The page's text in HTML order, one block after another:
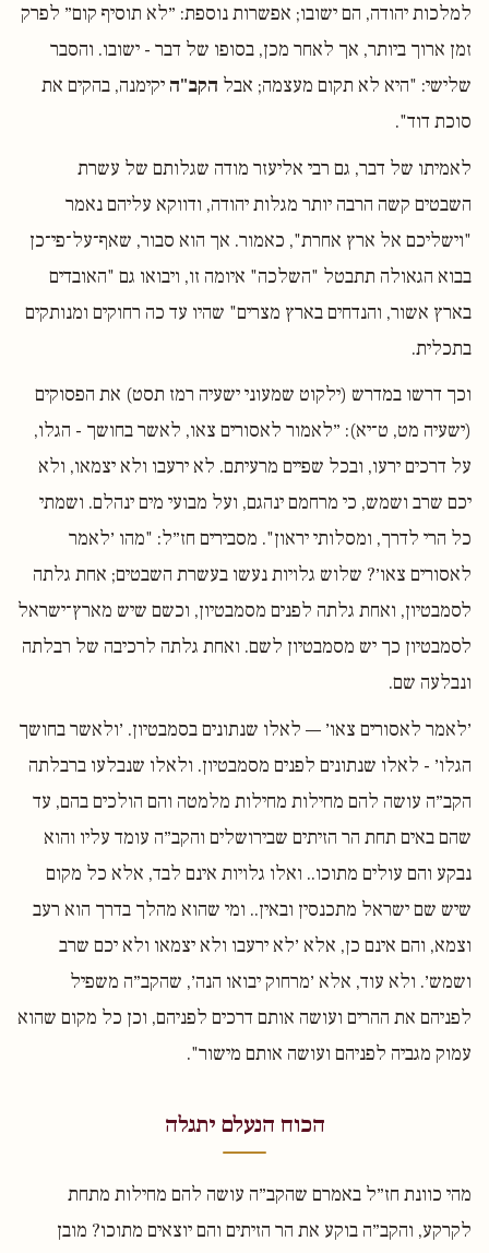
למלכות יהודה, הם ישובו; אפשרות נוספת: ״לא תוסיף קום״ לפרק
זמן ארוך ביותר, אך לאחר מכן, בסופו של דבר - ישובו. והסבר
שלישי: "היא לא תקום מעצמה; אבל הקב"ה יקימנה, בהקים את
סוכת דוד".
לאמיתו של דבר, גם רבי אליעזר מודה שגלותם של עשרת
השבטים קשה הרבה יותר מגלות יהודה, ודווקא עליהם נאמר
"וישליכם אל ארץ אחרת", כאמור. אך הוא סבור, שאף־על־פי־כן
בבוא הגאולה תתבטל "השלכה" איומה זו, ויבואו גם "האובדים
בארץ אשור, והנדחים בארץ מצרים" שהיו עד כה רחוקים ומנותקים
בתכלית.
וכך דרשו במדרש (ילקוט שמעוני ישעיה רמז תסט) את הפסוקים
(ישעיה מט, ט־יא): ״לאמור לאסורים צאו, לאשר בחושך - הגלו,
על דרכים ירעו, ובכל שפיים מרעיתם. לא ירעבו ולא יצמאו, ולא
יכם שרב ושמש, כי מרחמם ינהגם, ועל מבועי מים ינהלם. ושמתי
כל הרי לדרך, ומסלותי יראון". מסבירים חז״ל: "מהו ׳לאמר
לאסורים צאו׳? שלוש גלויות נעשו בעשרת השבטים; אחת גלתה
לסמבטיון, ואחת גלתה לפנים מסמבטיון, וכשם שיש מארץ־ישראל
לסמבטיון כך יש מסמבטיון לשם. ואחת גלתה לרכיבה של רבלתה
ונבלעה שם.
׳לאמר לאסורים צאו׳ — לאלו שנתונים בסמבטיון. ׳ולאשר בחושך
הגלו׳ - לאלו שנתונים לפנים מסמבטיון. ולאלו שנבלעו ברבלתה
הקב״ה עושה להם מחילות מחילות מלמטה והם הולכים בהם, עד
שהם באים תחת הר הזיתים שבירושלים והקב״ה עומד עליו והוא
נבקע והם עולים מתוכו.. ואלו גלויות אינם לבד, אלא כל מקום
שיש שם ישראל מתכנסין ובאין.. ומי שהוא מהלך בדרך הוא רעב
וצמא, והם אינם כן, אלא ׳לא ירעבו ולא יצמאו ולא יכם שרב
ושמש׳. ולא עוד, אלא ׳מרחוק יבואו הנה׳, שהקב״ה משפיל
לפניהם את ההרים ועושה אותם דרכים לפניהם, וכן כל מקום שהוא
עמוק מגביה לפניהם ועושה אותם מישור".
הכוח הנעלם יתגלה
מהי כוונת חז״ל באמרם שהקב״ה עושה להם מחילות מתחת
לקרקע, והקב״ה בוקע את הר הזיתים והם יוצאים מתוכו? מובן